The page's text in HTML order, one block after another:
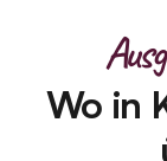
Wo in